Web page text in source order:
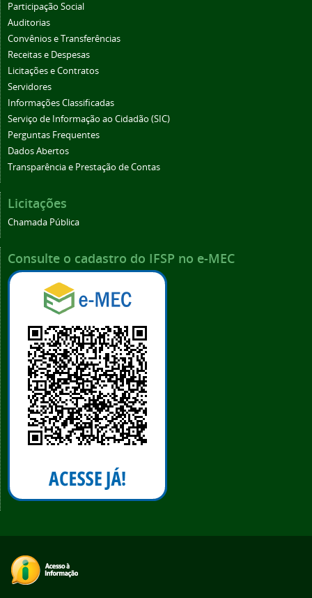
Participação Social
Auditorias
Convênios e Transferências
Receitas e Despesas
Licitações e Contratos
Servidores
Informações Classificadas
Serviço de Informação ao Cidadão (SIC)
Perguntas Frequentes
Dados Abertos
Transparência e Prestação de Contas
Licitações
Chamada Pública
Consulte o cadastro do IFSP no e-MEC